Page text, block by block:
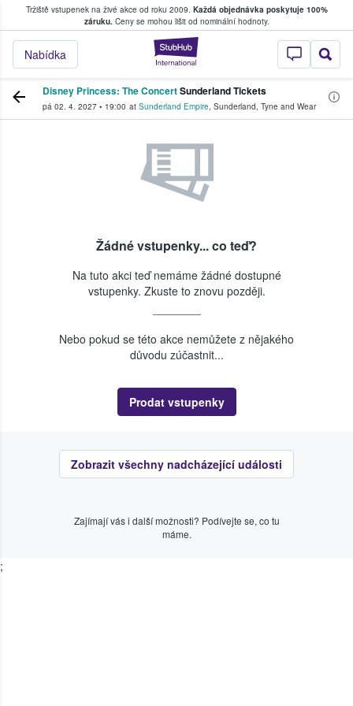
Tržiště vstupenek na živé akce od roku 2009. Každá objednávka poskytuje 100%
záruku.Ceny se mohou lišit od nominální hodnoty.
StubHub –
Nabídka
kde fanoušci kupují a prodávají vstupenky
Disney Princess: The ConcertSunderland Tickets
pá 02. 4. 2027 • 19:00 at Sunderland Empire, Sunderland, Tyne and Wear
Žádné vstupenky... co teď?
Na tuto akci teď nemáme žádné dostupné
vstupenky. Zkuste to znovu později.
Nebo pokud se této akce nemůžete z nějakého
důvodu zúčastnit...
Prodat vstupenky
Zobrazit všechny nadcházející události
Zajímají vás i další možnosti? Podívejte se, co tu
máme.
;